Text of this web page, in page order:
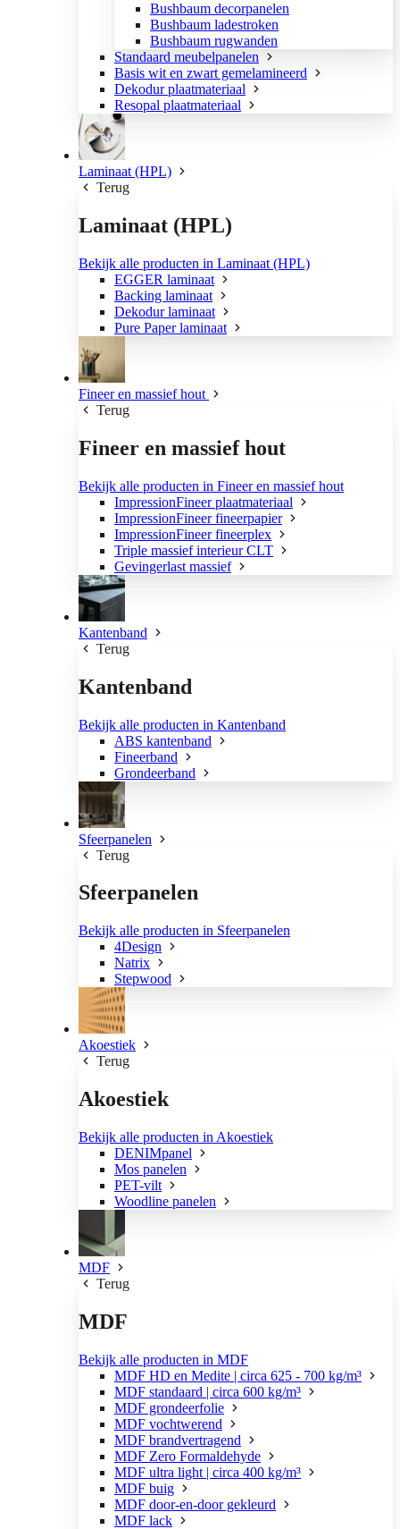
Bushbaum decorpanelen
Bushbaum ladestroken
Bushbaum rugwanden
Standaard meubelpanelen
Basis wit en zwart gemelamineerd
Dekodur plaatmateriaal
Resopal plaatmateriaal
Laminaat (HPL)
Terug
Laminaat (HPL)
Bekijk alle producten in Laminaat (HPL)
EGGER laminaat
Backing laminaat
Dekodur laminaat
Pure Paper laminaat
Fineer en massief hout
Terug
Fineer en massief hout
Bekijk alle producten in Fineer en massief hout
ImpressionFineer plaatmateriaal
ImpressionFineer fineerpapier
ImpressionFineer fineerplex
Triple massief interieur CLT
Gevingerlast massief
Kantenband
Terug
Kantenband
Bekijk alle producten in Kantenband
ABS kantenband
Fineerband
Grondeerband
Sfeerpanelen
Terug
Sfeerpanelen
Bekijk alle producten in Sfeerpanelen
4Design
Natrix
Stepwood
Akoestiek
Terug
Akoestiek
Bekijk alle producten in Akoestiek
DENIMpanel
Mos panelen
PET-vilt
Woodline panelen
MDF
Terug
MDF
Bekijk alle producten in MDF
MDF HD en Medite | circa 625 - 700 kg/m³
MDF standaard | circa 600 kg/m³
MDF grondeerfolie
MDF vochtwerend
MDF brandvertragend
MDF Zero Formaldehyde
MDF ultra light | circa 400 kg/m³
MDF buig
MDF door-en-door gekleurd
MDF lack